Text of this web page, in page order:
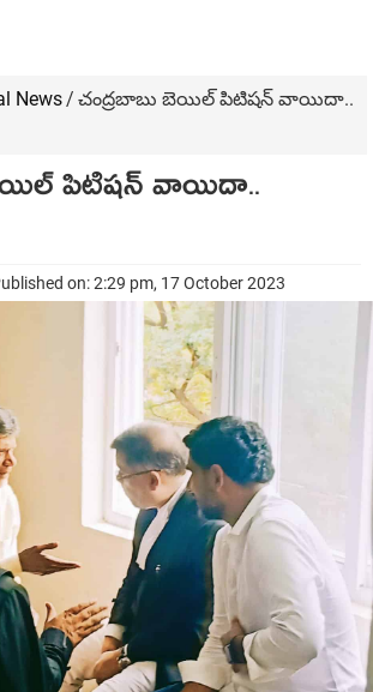
News/ చంద్ర‌బాబు బెయిల్ పిటిష‌న్ వాయిదా..
పిటిష‌న్ వాయిదా..
on: 2:29 pm, 17 October 2023